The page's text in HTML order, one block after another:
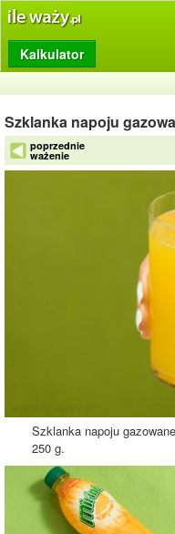
Produkty
Dziennik
Przelicznik
Porównywarka
Kalkulator
Szklanka napoju
poprzednie
ważenie
Szklanka napoju
250 g.